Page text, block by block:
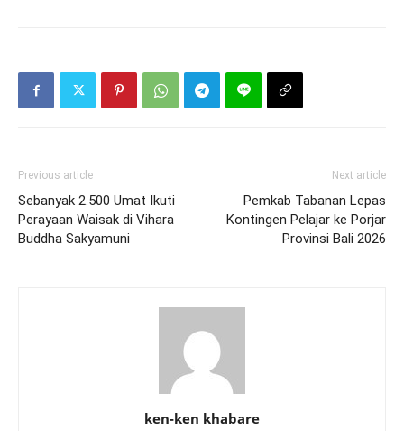
Previous article
Sebanyak 2.500 Umat Ikuti
Perayaan Waisak di Vihara
Buddha Sakyamuni
Next article
Pemkab Tabanan Lepas
Kontingen Pelajar ke Porjar
Provinsi Bali 2026
ken-ken khabare